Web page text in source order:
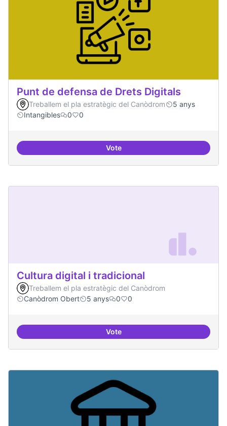
Punt de defensa de Drets Digitals
Treballem el pla estratègic del Canòdrom
5 anys
Intangibles
0 0
VotePunt de defensa de Drets Digitals
Cultura digital i tradicional
Treballem el pla estratègic del Canòdrom
Canòdrom Obert
5 anys 0 0
VoteCultura digital i tradicional